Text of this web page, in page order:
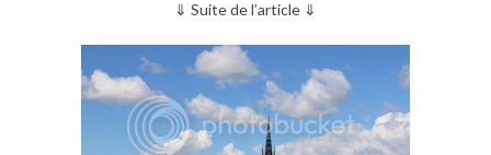
⇓ Suite de l’article ⇓